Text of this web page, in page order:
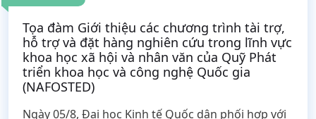
Tọa đàm Giới thiệu các chương trình tài trợ,
hỗ trợ và đặt hàng nghiên cứu trong lĩnh vực
khoa học xã hội và nhân văn của Quỹ Phát
triển khoa học và công nghệ Quốc gia
(NAFOSTED)
Ngày 05/8, Đại học Kinh tế Quốc dân phối hợp với